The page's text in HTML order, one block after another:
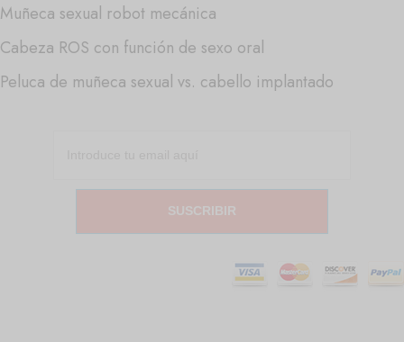
Muñeca sexual robot mecánica
Cabeza ROS con función de sexo oral
Peluca de muñeca sexual vs. cabello implantado
SUSCRIBIR